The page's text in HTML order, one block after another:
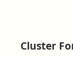
Cluster